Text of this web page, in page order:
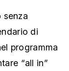
senza
di
programma
“all in”